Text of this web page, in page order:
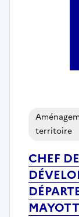
CHEF
territoire